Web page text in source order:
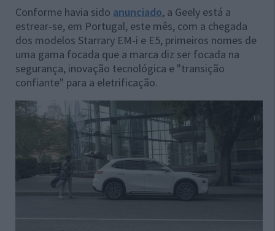
Conforme havia sido anunciado, a Geely está a
estrear-se, em Portugal, este mês, com a chegada
dos modelos Starrary EM-i e E5, primeiros nomes de
uma gama focada que a marca diz ser focada na
segurança, inovação tecnológica e "transição
confiante" para a eletrificação.